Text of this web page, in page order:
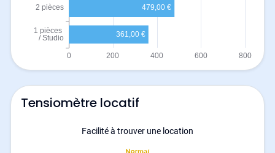
Tensiomètre locatif
Facilité à trouver une location